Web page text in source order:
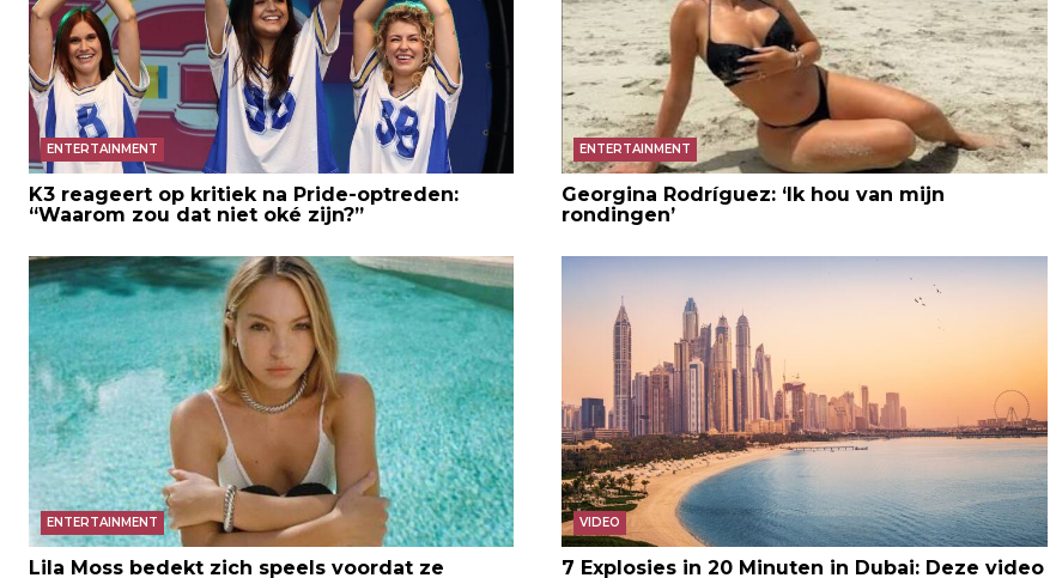
ENTERTAINMENT
K3 reageert op kritiek na Pride-optreden:
“Waarom zou dat niet oké zijn?”
ENTERTAINMENT
Georgina Rodríguez: ‘Ik hou van mijn
rondingen’
ENTERTAINMENT
Lila Moss bedekt zich speels voordat ze
VIDEO
7 Explosies in 20 Minuten in Dubai: Deze video